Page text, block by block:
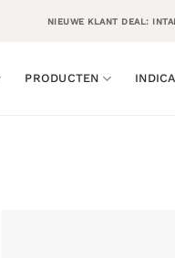
NIEUWE KLANT DEAL:
PRODUCTEN